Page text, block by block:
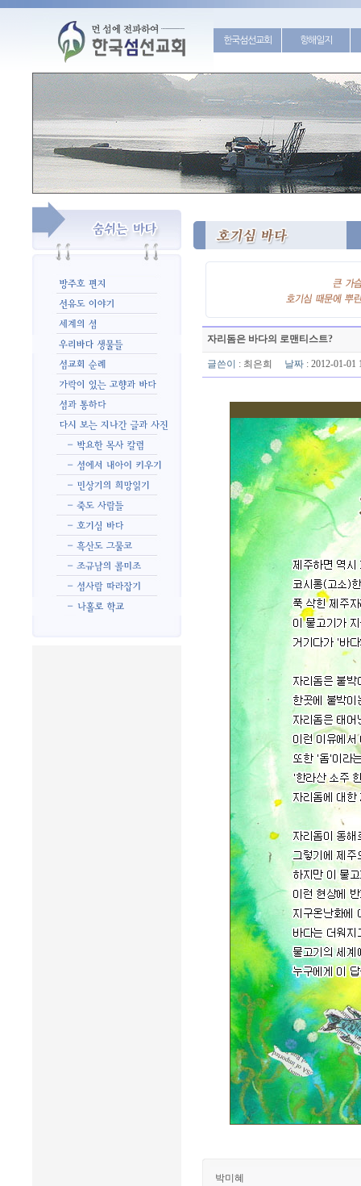
한국섬선교회 항해일지
자리돔은 바다의 로맨티스트?
글쓴이 : 최은희 날짜: 2012-01-
박미혜